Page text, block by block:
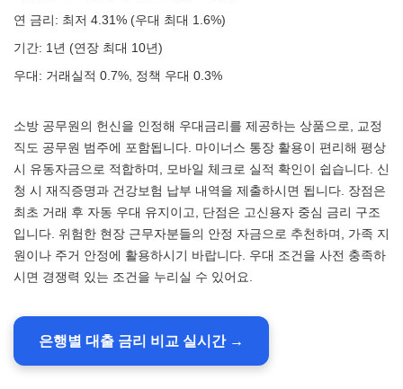
연 금리: 최저 4.31% (우대 최대 1.6%)
기간: 1년 (연장 최대 10년)
우대: 거래실적 0.7%, 정책 우대 0.3%
소방 공무원의 헌신을 인정해 우대금리를 제공하는 상품으로, 교정
직도 공무원 범주에 포함됩니다. 마이너스 통장 활용이 편리해 평상
시 유동자금으로 적합하며, 모바일 체크로 실적 확인이 쉽습니다. 신
청 시 재직증명과 건강보험 납부 내역을 제출하시면 됩니다. 장점은
최초 거래 후 자동 우대 유지이고, 단점은 고신용자 중심 금리 구조
입니다. 위험한 현장 근무자분들의 안정 자금으로 추천하며, 가족 지
원이나 주거 안정에 활용하시기 바랍니다. 우대 조건을 사전 충족하
시면 경쟁력 있는 조건을 누리실 수 있어요.
은행별 대출 금리 비교 실시간 →